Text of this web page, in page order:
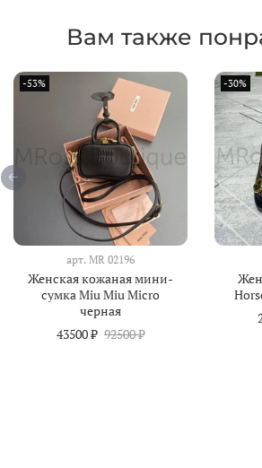
Вам также
-53%
арт. MR 02196
Женская кожаная мини-
сумка Miu Miu Micro
черная
43500 ₽ 92500 ₽
-30%